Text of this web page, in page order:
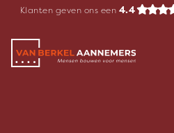
Spring
inhoud
Klanten geven ons een 4.4